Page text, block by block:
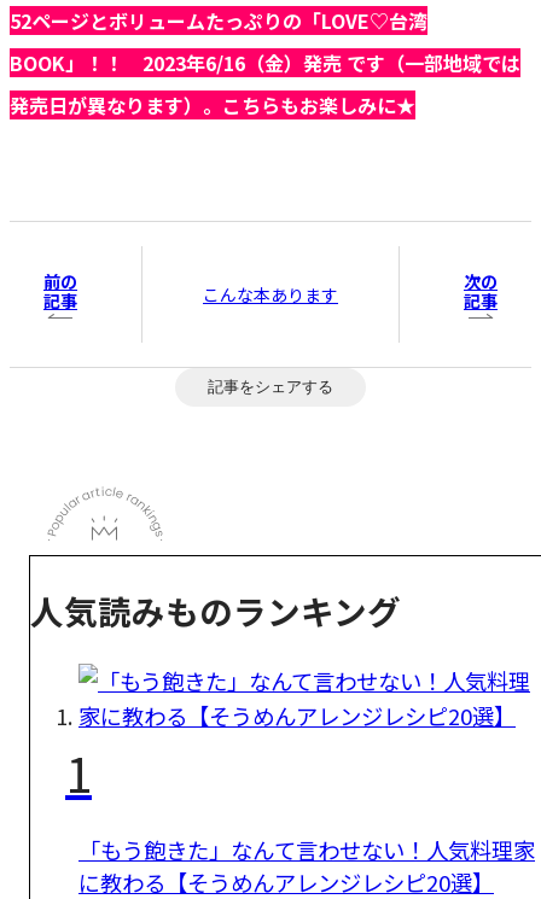
52ページとボリュームたっぷりの「LOVE♡台湾
BOOK」！！ 2023年6/16（金）発売 です （一部地域では
発売日が異なります）。こちらもお楽しみに★
前の
記事
こんな本あります
次の
記事
記事をシェアする
人気読みものランキング
1
「もう飽きた」なんて言わせない！人気料理家
に教わる【そうめんアレンジレシピ20選】